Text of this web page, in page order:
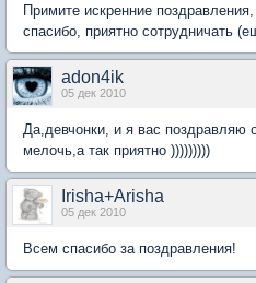
Примите искренние
спасибо, приятно сотрудничать
adon4ik
05 дек 2010
Да,девчонки, и я вас поздравляю
мелочь,а так приятно )))))))))
Irisha+Arisha
05 дек 2010
Всем спасибо за поздравления!